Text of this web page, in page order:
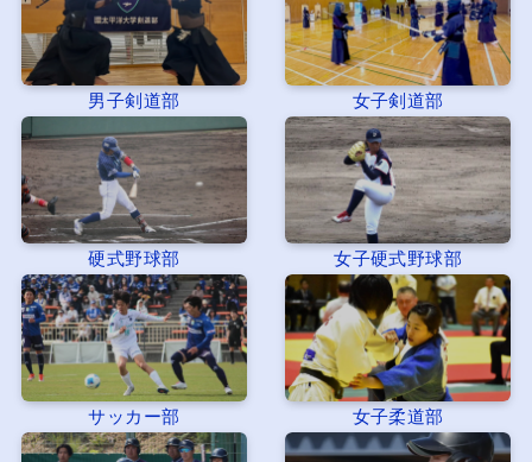
男子剣道部 女子剣道部
硬式野球部 女子硬式野球部
サッカー部 女子柔道部